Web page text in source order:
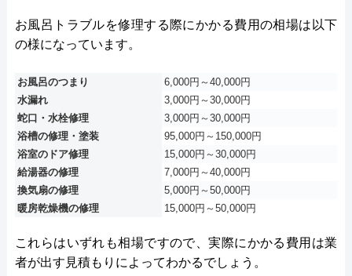
お風呂トラブルを修理する際にかかる費用の相場は以下
の様になっています。
お風呂のつまり
6,000円～40,000円
水漏れ
3,000円～30,000円
蛇口・水栓修理
3,000円～30,000円
浴槽の修理・塗装
95,000円～150,000円
浴室のドア修理
15,000円～30,000円
給湯器の修理
7,000円～40,000円
換気扇の修理
5,000円～50,000円
暖房乾燥機の修理
15,000円～50,000円
これらはいずれも相場ですので、実際にかかる費用は業
者が出す見積もりによってわかるでしょう。